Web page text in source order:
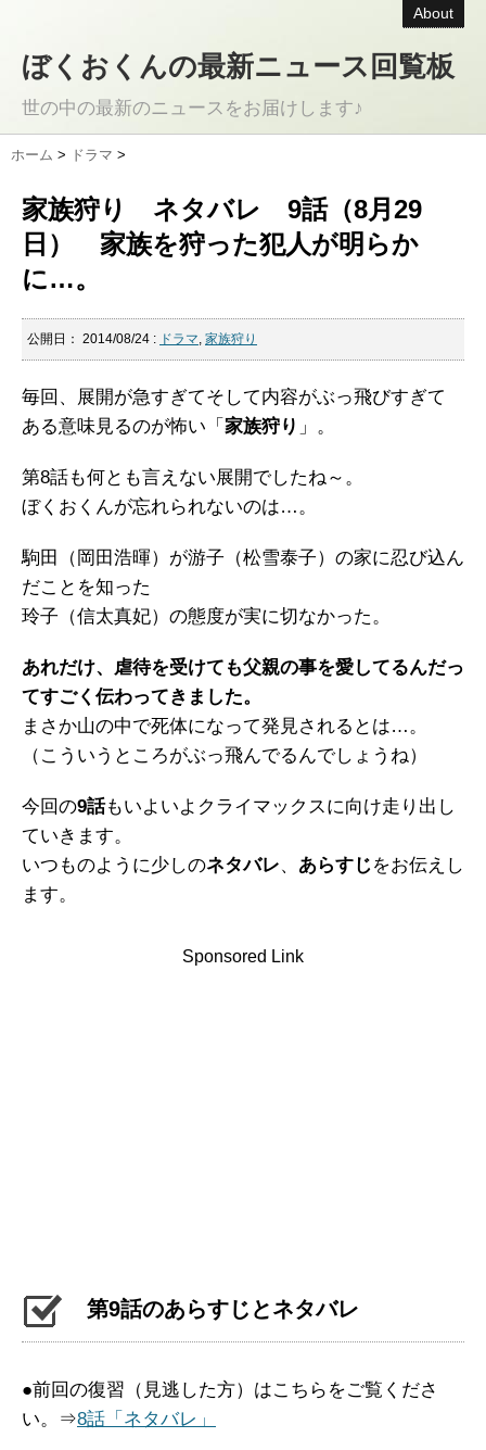
About
ぼくおくんの最新ニュース回覧板
世の中の最新のニュースをお届けします♪
ホーム > ドラマ >
家族狩り ネタバレ 9話（8月29
日） 家族を狩った犯人が明らか
に…。
公開日： 2014/08/24 : ドラマ, 家族狩り
毎回、展開が急すぎてそして内容がぶっ飛びすぎて
ある意味見るのが怖い「 家族狩り 」。
第8話も何とも言えない展開でしたね～。
ぼくおくんが忘れられないのは…。
駒田（岡田浩暉）が游子（松雪泰子）の家に忍び込ん
だことを知った
玲子（信太真妃）の態度が実に切なかった。
あれだけ、虐待を受けても父親の事を愛してるんだっ
てすごく伝わってきました。
まさか山の中で死体になって発見されるとは…。
（こういうところがぶっ飛んでるんでしょうね）
今回の9話もいよいよクライマックスに向け走り出し
ていきます。
いつものように少しのネタバレ、 あらすじをお伝えし
ます。
Sponsored Link
第9話のあらすじとネタバレ
●前回の復習（見逃した方）はこちらをご覧くださ
い。⇒8話「ネタバレ」